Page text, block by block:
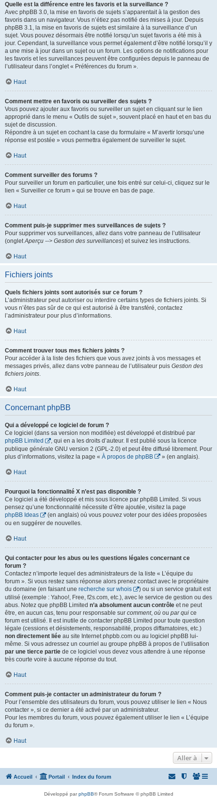
Quelle est la différence entre les favoris et la surveillance ?
Avec phpBB 3.0, la mise en favoris de sujets s’apparentait à la gestion des
favoris dans un navigateur. Vous n’étiez pas notifié des mises à jour. Depuis
phpBB 3.1, la mise en favoris de sujets est similaire à la surveillance d’un
sujet. Vous pouvez désormais être notifié lorsqu’un sujet favoris a été mis à
jour. Cependant, la surveillance vous permet également d’être notifié lorsqu’il y
a une mise à jour dans un sujet ou un forum. Les options de notifications pour
les favoris et les surveillances peuvent être configurées depuis le panneau de
l’utilisateur dans l’onglet « Préférences du forum ».
Haut
Comment mettre en favoris ou surveiller des sujets ?
Vous pouvez ajouter aux favoris ou surveiller un sujet en cliquant sur le lien
approprié dans le menu « Outils de sujet », souvent placé en haut et en bas du
sujet de discussion.
Répondre à un sujet en cochant la case du formulaire « M’avertir lorsqu’une
réponse est postée » vous permettra également de surveiller le sujet.
Haut
Comment surveiller des forums ?
Pour surveiller un forum en particulier, une fois entré sur celui-ci, cliquez sur le
lien « Surveiller ce forum » qui se trouve en bas de page.
Haut
Comment puis-je supprimer mes surveillances de sujets ?
Pour supprimer vos surveillances, allez dans votre panneau de l’utilisateur
(ongletAperçu --> Gestion des surveillances) et suivez les instructions.
Haut
Fichiers joints
Quels fichiers joints sont autorisés sur ce forum ?
L’administrateur peut autoriser ou interdire certains types de fichiers joints. Si
vous n’êtes pas sûr de ce qui est autorisé à être transféré, contactez
l’administrateur pour plus d’informations.
Haut
Comment trouver tous mes fichiers joints ?
Pour accéder à la liste des fichiers que vous avez joints à vos messages et
messages privés, allez dans votre panneau de l’utilisateur puis Gestion des
fichiers joints.
Haut
Concernant phpBB
Qui a développé ce logiciel de forum ?
Ce logiciel (dans sa version non modifiée) est développé et distribué par
phpBB Limited
, qui en a les droits d’auteur. Il est publié sous la licence
publique générale GNU version 2 (GPL-2.0) et peut être diffusé librement. Pour
plus d’informations, visitez la page « À propos de phpBB » (en anglais).
Haut
Pourquoi la fonctionnalité X n’est pas disponible ?
Ce logiciel a été développé et mis sous licence par phpBB Limited. Si vous
pensez qu’une fonctionnalité nécessite d’être ajoutée, visitez la page
phpBB Ideas
(en anglais) où vous pouvez voter pour des idées proposées
ou en suggérer de nouvelles.
Haut
Qui contacter pour les abus ou les questions légales concernant ce
forum ?
Contactez n’importe lequel des administrateurs de la liste « L’équipe du
forum ». Si vous restez sans réponse alors prenez contact avec le propriétaire
du domaine (en faisant une recherche sur whois
) ou si un service gratuit est
utilisé (exemple : Yahoo!, Free, f2s.com, etc.), avec le service de gestion ou des
abus. Notez que phpBB Limited n’a absolument aucun contrôle et ne peut
être, en aucun cas, tenu pour responsable sur comment, où ou par qui ce
forum est utilisé. Il est inutile de contacter phpBB Limited pour toute question
légale (cessions et désistements, responsabilité, propos diffamatoires, etc.)
non directement liée au site Internet phpbb.com ou au logiciel phpBB lui-
même. Si vous adressez un courriel au groupe phpBB à propos de l’utilisation
par une tierce partie de ce logiciel vous devez vous attendre à une réponse
très courte voire à aucune réponse du tout.
Haut
Comment puis-je contacter un administrateur du forum ?
Pour l’ensemble des utilisateurs du forum, vous pouvez utiliser le lien « Nous
contacter », si ce dernier a été activé par un administrateur.
Pour les membres du forum, vous pouvez également utiliser le lien « L’équipe
du forum ».
Haut
Aller à
Accueil Portail Index du forum
Développé parphpBB® Forum Software © phpBB Limited